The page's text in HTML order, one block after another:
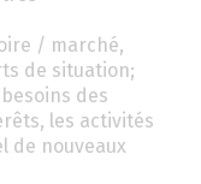
/ marché,
de situation;
des
les activités
de nouveaux